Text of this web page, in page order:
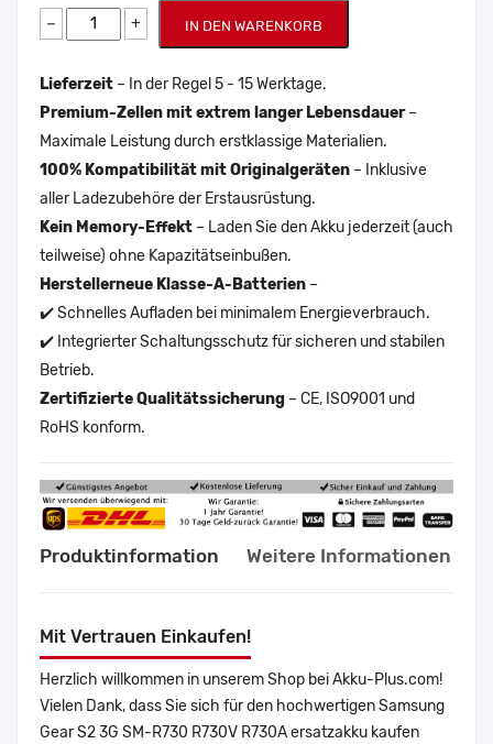
− + IN DEN WARENKORB
Lieferzeit – In der Regel 5 - 15 Werktage.
Premium-Zellen mit extrem langer Lebensdauer–
Maximale Leistung durch erstklassige Materialien.
100% Kompatibilität mit Originalgeräten – Inklusive
aller Ladezubehöre der Erstausrüstung.
Kein Memory-Effekt – Laden Sie den Akku jederzeit (auch
teilweise) ohne Kapazitätseinbußen.
Herstellerneue Klasse-A-Batterien –
✔️ Schnelles Aufladen bei minimalem Energieverbrauch.
✔️ Integrierter Schaltungsschutz für sicheren und stabilen
Betrieb.
Zertifizierte Qualitätssicherung – CE, ISO9001 und
RoHS konform.
Produktinformation Weitere Informationen
Mit Vertrauen Einkaufen!
Herzlich willkommen in unserem Shop bei Akku-Plus.com!
Vielen Dank, dass Sie sich für den hochwertigen Samsung
Gear S2 3G SM-R730 R730V R730A ersatzakku kaufen